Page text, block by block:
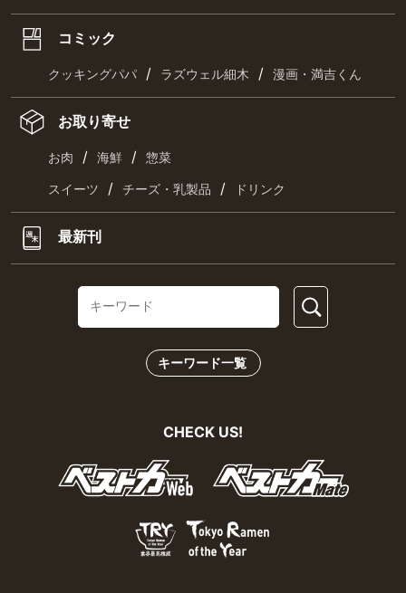
コミック
クッキングパパ / ラズウェル細木 / 漫画・満吉くん
お取り寄せ
お肉 / 海鮮 / 惣菜
スイーツ / チーズ・乳製品 / ドリンク
最新刊
キーワード一覧
CHECK US!